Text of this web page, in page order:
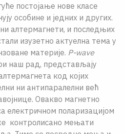
постојање нове класе
особине и једних и других.
алтермагнети, и последњих
изузетно актуелна тема у
материје. P-wave
наш рад, представљају
код којих
ни антипаралелни већ
Овакво магнетно
електричном поларизацијом
контролисано мењати